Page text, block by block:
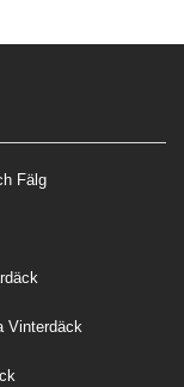
Fälg
Vinterdäck